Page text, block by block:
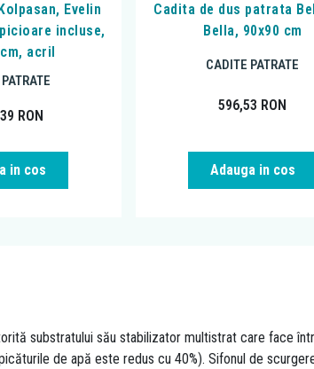
Evelin
incluse,
acril
RON
in cos
Cadita de dus patrata
Bella, 90x90 cm
CADITE PATRATE
596,53 RON
Adauga in cos
substratului său stabilizator multistrat care face
de apă este redus cu 40%). Sifonul de